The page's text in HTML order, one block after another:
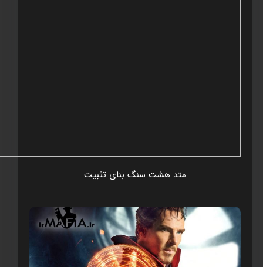
متد هشت سنگ بنای تثبيت